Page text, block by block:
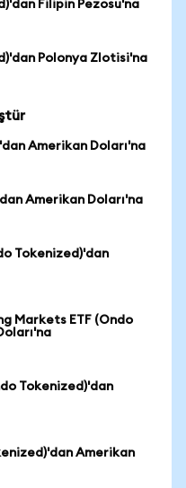
Filipin Pezosu'na
Polonya Zlotisi'na
Amerikan Doları'na
Amerikan Doları'na
Tokenized)'dan
Markets ETF (Ondo
Tokenized)'dan
Amerikan